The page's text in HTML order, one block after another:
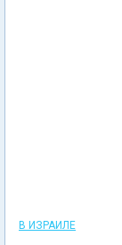
В ИЗРАИЛЕ